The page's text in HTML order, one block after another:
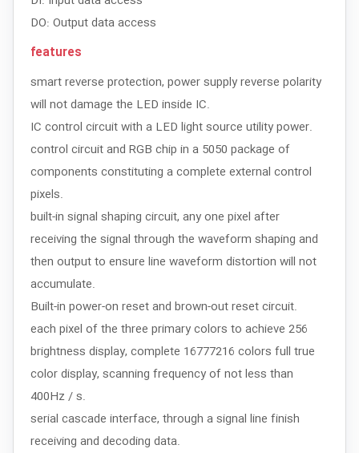
DO: Output data access
features
smart reverse protection, power supply reverse polarity
will not damage the LED inside IC.
IC control circuit with a LED light source utility power.
control circuit and RGB chip in a 5050 package of
components constituting a complete external control
pixels.
built-in signal shaping circuit, any one pixel after
receiving the signal through the waveform shaping and
then output to ensure line waveform distortion will not
accumulate.
Built-in power-on reset and brown-out reset circuit.
each pixel of the three primary colors to achieve 256
brightness display, complete 16777216 colors full true
color display, scanning frequency of not less than
400Hz / s.
serial cascade interface, through a signal line finish
receiving and decoding data.